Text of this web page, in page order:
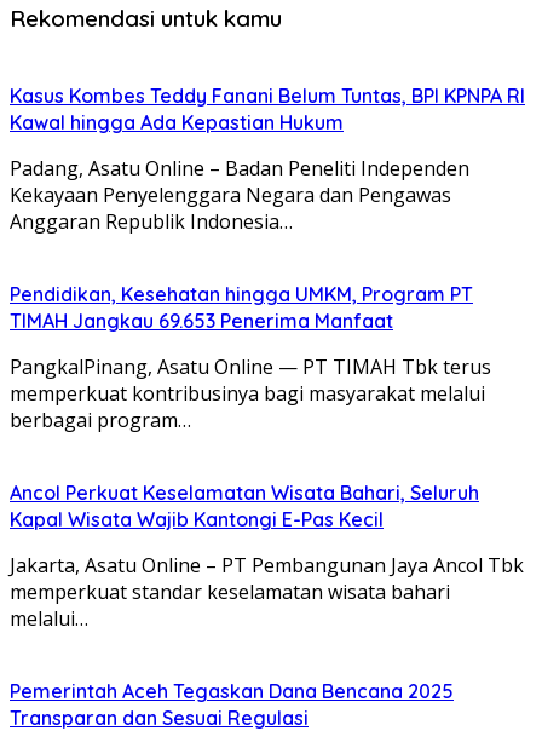
Rekomendasi untuk kamu
Kasus Kombes Teddy Fanani Belum Tuntas, BPI KPNPA RI
Kawal hingga Ada Kepastian Hukum
Padang, Asatu Online – Badan Peneliti Independen
Kekayaan Penyelenggara Negara dan Pengawas
Anggaran Republik Indonesia…
Pendidikan, Kesehatan hingga UMKM, Program PT
TIMAH Jangkau 69.653 Penerima Manfaat
PangkalPinang, Asatu Online — PT TIMAH Tbk terus
memperkuat kontribusinya bagi masyarakat melalui
berbagai program…
Ancol Perkuat Keselamatan Wisata Bahari, Seluruh
Kapal Wisata Wajib Kantongi E-Pas Kecil
Jakarta, Asatu Online – PT Pembangunan Jaya Ancol Tbk
memperkuat standar keselamatan wisata bahari
melalui…
Pemerintah Aceh Tegaskan Dana Bencana 2025
Transparan dan Sesuai Regulasi